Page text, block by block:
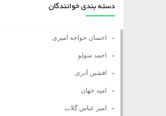
دسته بندی خوانندگان
احسان خواجه امیری
احمد سولو
افشین آدری
امید جهان
امیر عباس گلاب